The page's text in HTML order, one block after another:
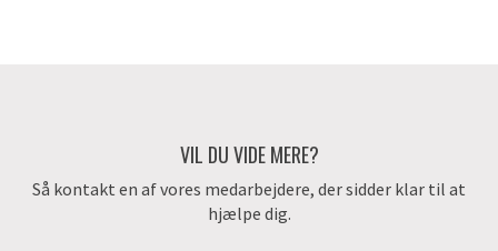
VIL DU VIDE MERE?
Så kontakt en af vores medarbejdere, der sidder klar til at
hjælpe dig.